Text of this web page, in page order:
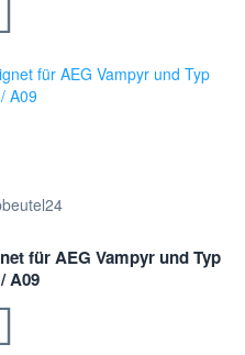
für AEG Vampyr und Typ
A09